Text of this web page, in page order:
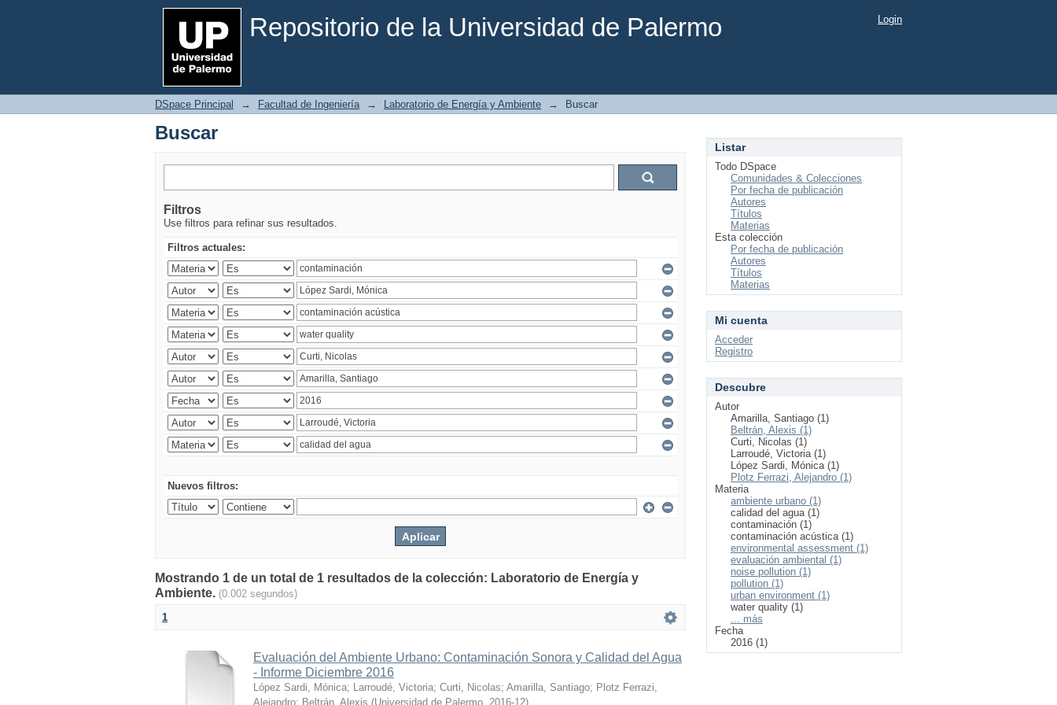
Repositorio de la Universidad de Palermo
Buscar Login
DSpace Principal → Facultad de Ingeniería → Laboratorio de Energía y Ambiente → Buscar
Buscar
Filtros
Use filtros para refinar sus resultados.
Filtros actuales:
Nuevos filtros:
Mostrando 1 de un total de 1 resultados de la colección: Laboratorio de Energía y
Ambiente. (0.002 segundos)
1
Evaluación del Ambiente Urbano: Contaminación Sonora y Calidad del Agua
- Informe Diciembre 2016
López Sardi, Mónica; Larroudé, Victoria; Curti, Nicolas; Amarilla, Santiago; Plotz Ferrazi,
Alejandro; Beltrán, Alexis (Universidad de Palermo 2016-12)
Listar
Todo DSpace
Comunidades & Colecciones
Por fecha de publicación
Autores
Títulos
Materias
Esta colección
Por fecha de publicación
Autores
Títulos
Materias
Mi cuenta
Acceder
Registro
Descubre
Autor
Amarilla, Santiago (1)
Beltrán, Alexis (1)
Curti, Nicolas (1)
Larroudé, Victoria (1)
López Sardi, Mónica (1)
Plotz Ferrazi, Alejandro (1)
Materia
ambiente urbano (1)
calidad del agua (1)
contaminación (1)
contaminación acústica (1)
environmental assessment (1)
evaluación ambiental (1)
noise pollution (1)
pollution (1)
urban environment (1)
water quality (1)
... más
Fecha
2016 (1)